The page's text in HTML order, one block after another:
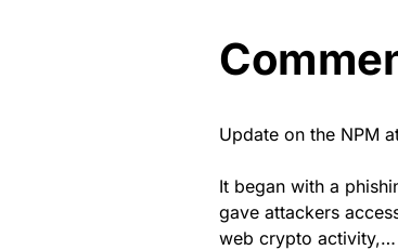
Update on the NPM
It began with a
gave attackers
web crypto activity,…